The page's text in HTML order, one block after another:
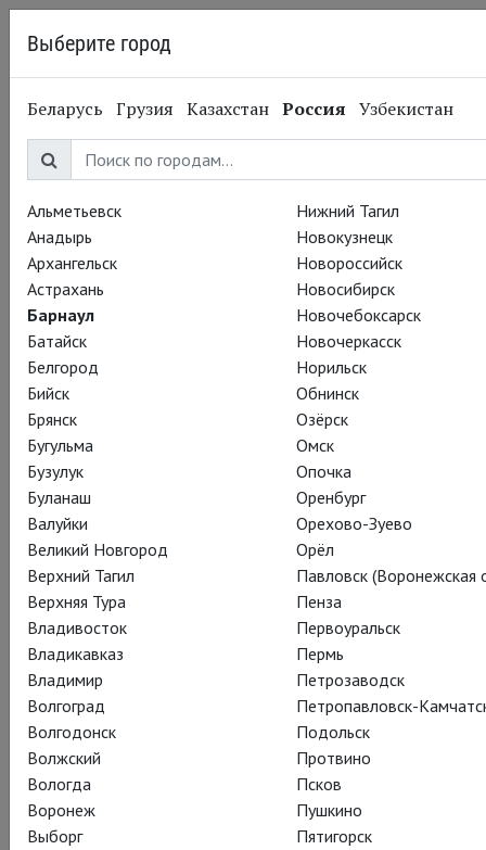
07.10.2014 Большой театр
Театральный Киносезон
2014-15. Легенда о
любви 26 октября
26 октября состоится премьерный показ балета «Легенда о
любви», который откроет сезон прямых трансляций из
Большого театра и подготовит почву для восприятия
множества великолепных постановок, которые ждут
своего зрителя и на которые уже можно купить билеты!
Выберите город
Беларусь Грузия Казахстан Россия Узбекистан
Альметьевск
Анадырь
Архангельск
Астрахань
Барнаул
Батайск
Белгород
Бийск
Брянск
Бугульма
Бузулук
Буланаш
Валуйки
Великий Новгород
Верхний Тагил
Верхняя Тура
Владивосток
Владикавказ
Владимир
Волгоград
Волгодонск
Волжский
Вологда
Воронеж
Выборг
Нижний Тагил
Новокузнецк
Новороссийск
Новосибирск
Новочебоксарск
Новочеркасск
Норильск
Обнинск
Озёрск
Омск
Опочка
Оренбург
Орехово-Зуево
Орёл
Павловск (Воронежская
Пенза
Первоуральск
Пермь
Петрозаводск
Петропавловск-
Подольск
Протвино
Псков
Пушкино
Пятигорск